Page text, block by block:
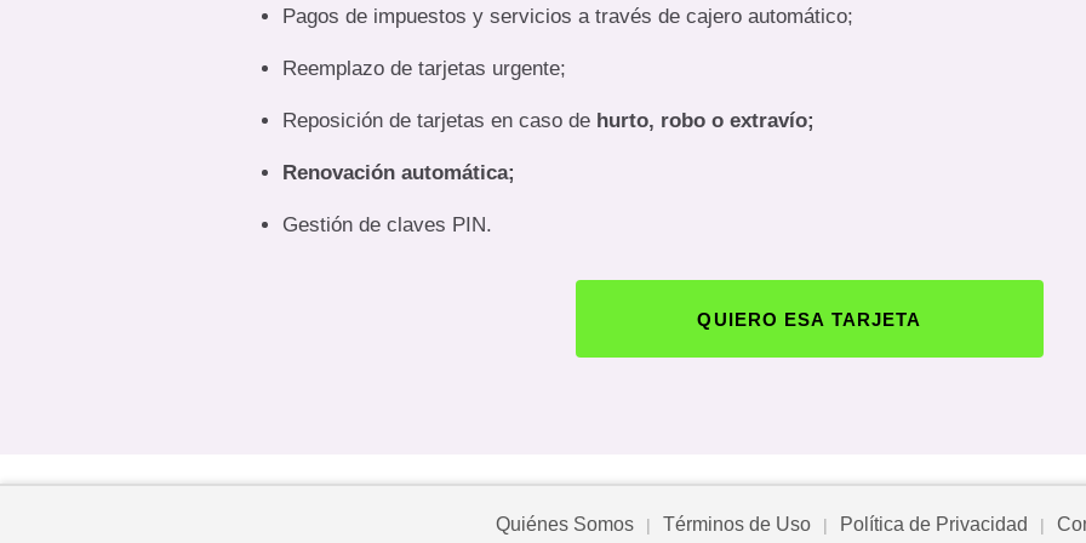
Pagos de impuestos y servicios a través de cajero automático;
Reemplazo de tarjetas urgente;
Reposición de tarjetas en caso de hurto, robo o extravío;
Renovación automática;
Gestión de claves PIN.
QUIERO ESA TARJETA
Quiénes Somos | Términos de Uso | Política de Privacidad |